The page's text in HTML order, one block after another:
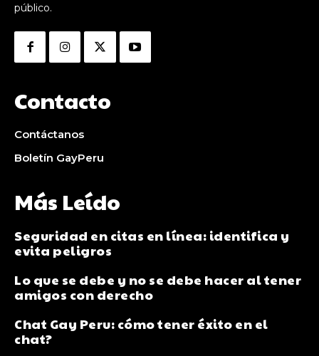
público.
Contacto
Contáctanos
Boletín GayPeru
Más Leído
Seguridad en citas en línea: identifica y
evita peligros
Lo que se debe y no se debe hacer al tener
amigos con derecho
Chat Gay Peru: cómo tener éxito en el
chat?